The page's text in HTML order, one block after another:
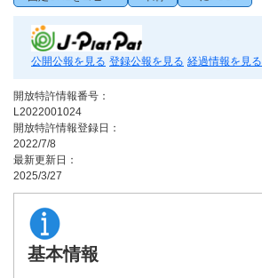
公開公報を見る 登録公報を見る 経過情報を見る
開放特許情報番号：
L2022001024
開放特許情報登録日：
2022/7/8
最新更新日：
2025/3/27
基本情報